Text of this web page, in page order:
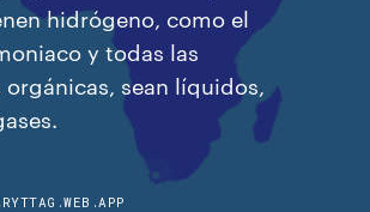
hidrógeno, como el
y todas las
orgánicas, sean líquidos,